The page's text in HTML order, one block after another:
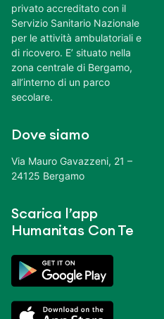
privato accreditato con il
Servizio Sanitario Nazionale
per le attività ambulatoriali e
di ricovero. E’ situato nella
zona centrale di Bergamo,
all’interno di un parco
secolare.
Dove siamo
Via Mauro Gavazzeni, 21 –
24125 Bergamo
Scarica l’app
Humanitas Con Te